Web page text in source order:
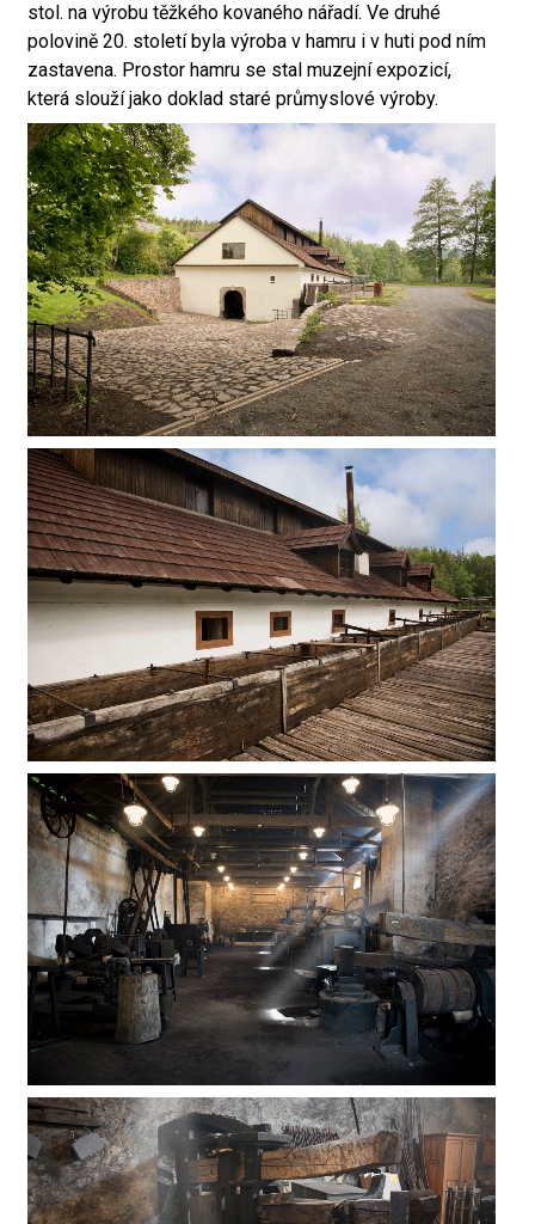
stol. na výrobu těžkého kovaného nářadí. Ve druhé
polovině 20. století byla výroba v hamru i v huti pod ním
zastavena. Prostor hamru se stal muzejní expozicí,
která slouží jako doklad staré průmyslové výroby.